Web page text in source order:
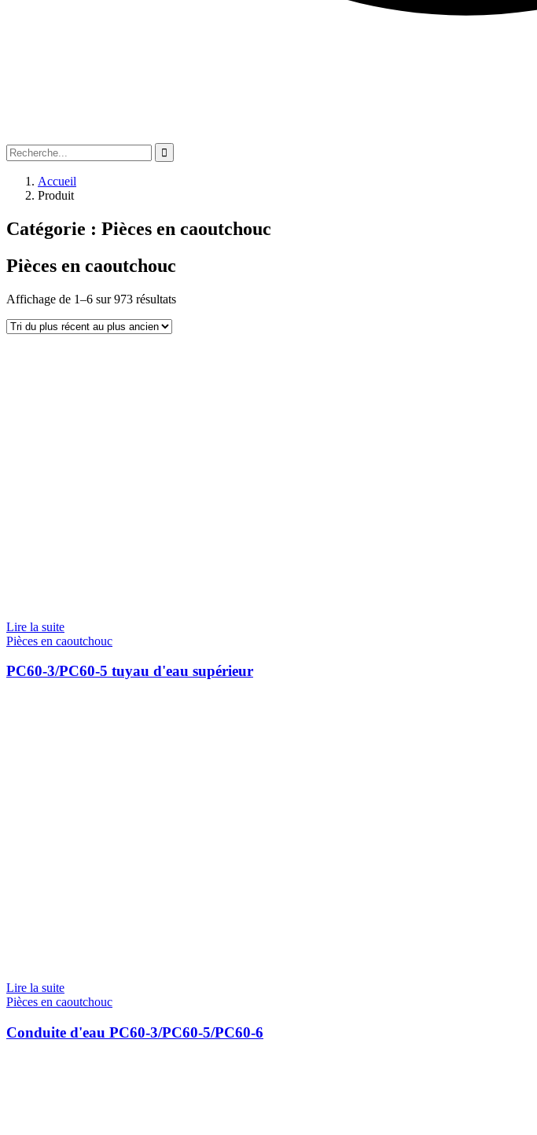
Accueil
Produit
Catégorie : Pièces en caoutchouc
Pièces en caoutchouc
Affichage de 1–6 sur 973 résultats
Lire la suite
Pièces en caoutchouc
PC60-3/PC60-5 tuyau d'eau supérieur
Lire la suite
Pièces en caoutchouc
Conduite d'eau PC60-3/PC60-5/PC60-6